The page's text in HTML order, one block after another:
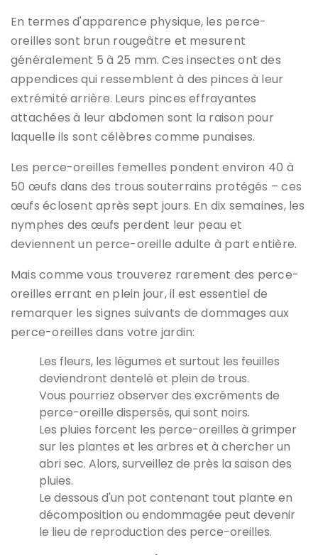
En termes d'apparence physique, les perce-
oreilles sont brun rougeâtre et mesurent
généralement 5 à 25 mm. Ces insectes ont des
appendices qui ressemblent à des pinces à leur
extrémité arrière. Leurs pinces effrayantes
attachées à leur abdomen sont la raison pour
laquelle ils sont célèbres comme punaises.
Les perce-oreilles femelles pondent environ 40 à
50 œufs dans des trous souterrains protégés – ces
œufs éclosent après sept jours. En dix semaines, les
nymphes des œufs perdent leur peau et
deviennent un perce-oreille adulte à part entière.
Mais comme vous trouverez rarement des perce-
oreilles errant en plein jour, il est essentiel de
remarquer les signes suivants dedommages aux
perce-oreilles dans votre jardin:
Les fleurs, les légumes et surtout les feuilles
deviendront dentelé et plein de trous.
Vous pourriez observer des excréments de
perce-oreille dispersés, qui sont noirs.
Les pluies forcent les perce-oreilles à grimper
sur les plantes et les arbres et à chercher un
abri sec. Alors, surveillez de près la saison des
pluies.
Le dessous d'un pot contenant tout plante en
décomposition ou endommagée peut devenir
le lieu de reproduction des perce-oreilles.